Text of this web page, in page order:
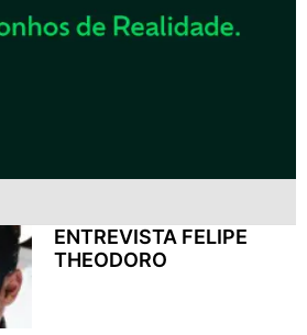
ENTREVISTA FELIPE
THEODORO